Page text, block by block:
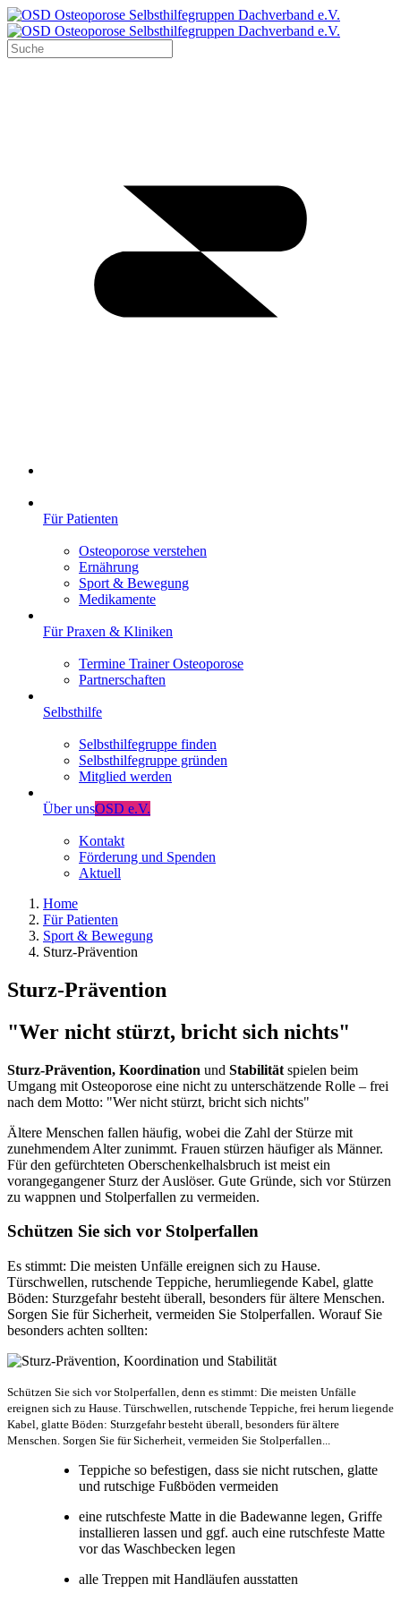
Für Patienten
Osteoporose verstehen
Ernährung
Sport & Bewegung
Medikamente
Für Praxen & Kliniken
Termine Trainer Osteoporose
Partnerschaften
Selbsthilfe
Selbsthilfegruppe finden
Selbsthilfegruppe gründen
Mitglied werden
Über unsOSD e.V.
Kontakt
Förderung und Spenden
Aktuell
Home
Für Patienten
Sport & Bewegung
Sturz-Prävention
Sturz-Prävention
"Wer nicht stürzt, bricht sich nichts"
Sturz-Prävention, Koordination und Stabilität spielen beim
Umgang mit Osteoporose eine nicht zu unterschätzende Rolle – frei
nach dem Motto: "Wer nicht stürzt, bricht sich nichts"
Ältere Menschen fallen häufig, wobei die Zahl der Stürze mit
zunehmendem Alter zunimmt. Frauen stürzen häufiger als Männer.
Für den gefürchteten Oberschenkelhalsbruch ist meist ein
vorangegangener Sturz der Auslöser. Gute Gründe, sich vor Stürzen
zu wappnen und Stolperfallen zu vermeiden.
Schützen Sie sich vor Stolperfallen
Es stimmt: Die meisten Unfälle ereignen sich zu Hause.
Türschwellen, rutschende Teppiche, herumliegende Kabel, glatte
Böden: Sturzgefahr besteht überall, besonders für ältere Menschen.
Sorgen Sie für Sicherheit, vermeiden Sie Stolperfallen. Worauf Sie
besonders achten sollten:
Schützen Sie sich vor Stolperfallen, denn es stimmt: Die meisten Unfälle
ereignen sich zu Hause. Türschwellen, rutschende Teppiche, frei herum liegende
Kabel, glatte Böden: Sturzgefahr besteht überall, besonders für ältere
Menschen. Sorgen Sie für Sicherheit, vermeiden Sie Stolperfallen...
Teppiche so befestigen, dass sie nicht rutschen, glatte
und rutschige Fußböden vermeiden
eine rutschfeste Matte in die Badewanne legen, Griffe
installieren lassen und ggf. auch eine rutschfeste Matte
vor das Waschbecken legen
alle Treppen mit Handläufen ausstatten